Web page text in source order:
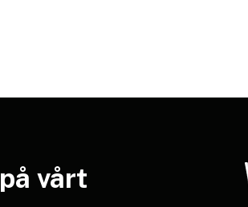
på vårt